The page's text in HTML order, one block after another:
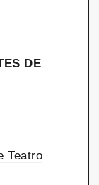
DE
Teatro